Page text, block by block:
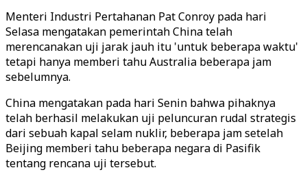
Menteri Industri Pertahanan Pat Conroy pada hari
Selasa mengatakan pemerintah China telah
merencanakan uji jarak jauh itu 'untuk beberapa waktu'
tetapi hanya memberi tahu Australia beberapa jam
sebelumnya.
China mengatakan pada hari Senin bahwa pihaknya
telah berhasil melakukan uji peluncuran rudal strategis
dari sebuah kapal selam nuklir, beberapa jam setelah
Beijing memberi tahu beberapa negara di Pasifik
tentang rencana uji tersebut.